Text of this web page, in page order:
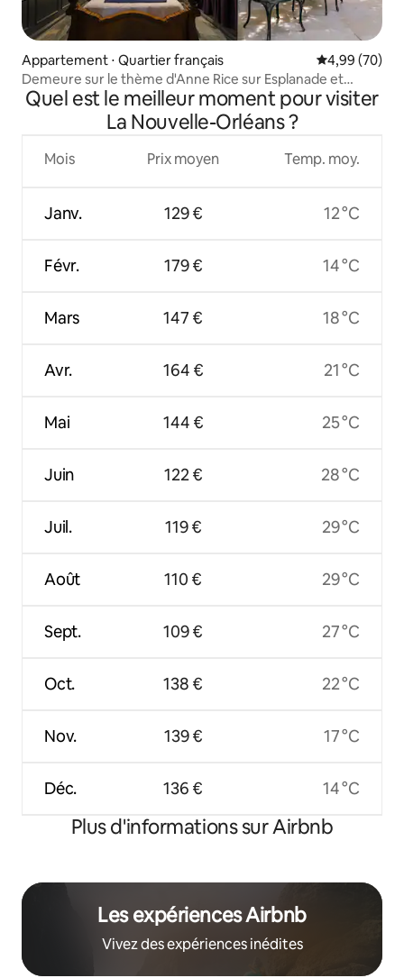
Appartement ⋅ Quartier français Évaluation
4,99 (70)
Demeure sur le thème d'Anne Rice sur Esplanade et
Bourbon St
Quel est le meilleur moment pour visiter
La Nouvelle-Orléans ?
Mois
Janv.
Févr.
Mars
Avr.
Mai
Juin
Juil.
Août
Sept.
Oct.
Nov.
Déc.
Prix moyen
129 €
179 €
147 €
164 €
144 €
122 €
119 €
110 €
109 €
138 €
139 €
136 €
Temp. moy.
12 °C
14 °C
18 °C
21 °C
25 °C
28 °C
29 °C
29 °C
27 °C
22 °C
17 °C
14 °C
Plus d'informations sur Airbnb
Les expériences Airbnb
Vivez des expériences inédites